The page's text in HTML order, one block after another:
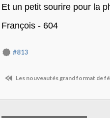
Et un petit sourire pour la
François - 604
#813
Les nouveautés grand format de